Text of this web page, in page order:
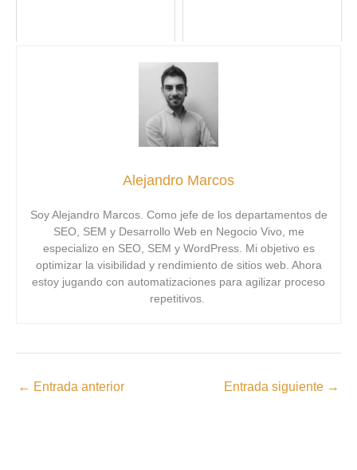
Alejandro Marcos
Soy Alejandro Marcos. Como jefe de los departamentos de
SEO, SEM y Desarrollo Web en Negocio Vivo, me
especializo en SEO, SEM y WordPress. Mi objetivo es
optimizar la visibilidad y rendimiento de sitios web. Ahora
estoy jugando con automatizaciones para agilizar proceso
repetitivos.
← Entrada anterior Entrada siguiente →